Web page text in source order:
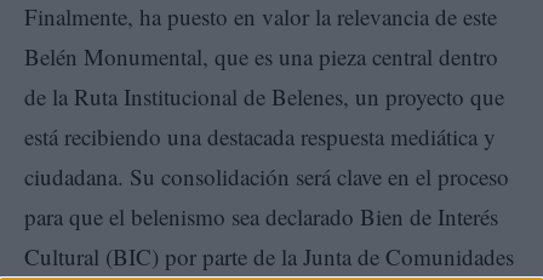
Finalmente, ha puesto en valor la relevancia de este
Belén Monumental, que es una pieza central dentro
de la Ruta Institucional de Belenes, un proyecto que
está recibiendo una destacada respuesta mediática y
ciudadana. Su consolidación será clave en el proceso
para que el belenismo sea declarado Bien de Interés
Cultural (BIC) por parte de la Junta de Comunidades